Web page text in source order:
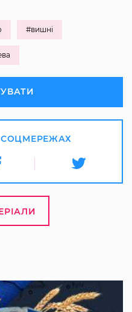
#вишні
СОЦМЕРЕЖАХ